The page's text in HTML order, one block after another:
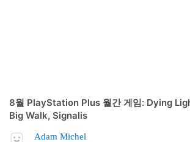
8월 PlayStation Plus 월간 게임: Dying
Big Walk, Signalis
Adam Michel